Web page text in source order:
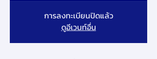
การลงทะเบียนปิดแล้ว
ดูอีเวนท์อื่น